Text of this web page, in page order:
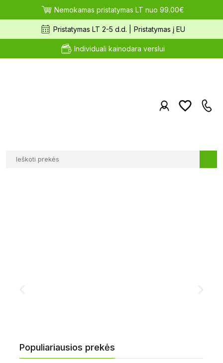
Nemokamas pristatymas LT nuo 99.00€
Pristatymas LT 2-5 d.d. | Pristatymas į EU
Individuali kainodara verslui
Populiariausios prekės